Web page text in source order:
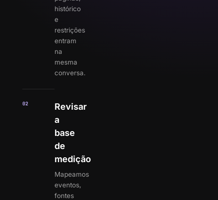
histórico
e
restrições
entram
na
mesma
conversa.
02
Revisar
a
base
de
medição
Mapeamos
eventos,
fontes